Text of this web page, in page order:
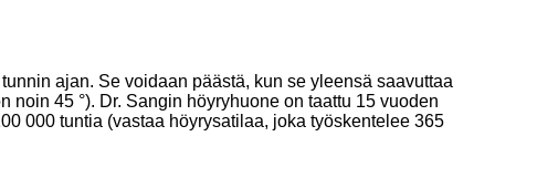
ajan. Se voidaan päästä, kun se yleensä saavuttaa
45 °). Dr. Sangin höyryhuone on taattu 15 vuoden
000 tuntia (vastaa höyrysatilaa, joka työskentelee 365